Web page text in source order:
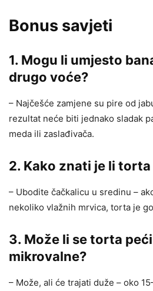
Bonus savjeti
1. Mogu li umjesto
drugo voće?
– Najčešće zamjene su pire od
rezultat neće biti jednako sladak
meda ili zaslađivača.
2. Kako znati je li
– Ubodite čačkalicu u sredinu –
nekoliko vlažnih mrvica, torta je
3. Može li se torta
mikrovalne?
– Može, ali će trajati duže – oko